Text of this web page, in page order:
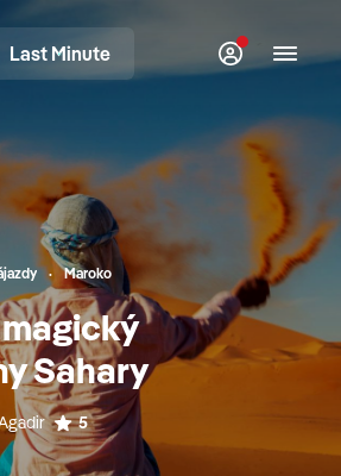
Last Minute
Maroko
Sahary
5